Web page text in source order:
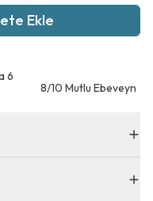
Ekle
6
8/10 Mutlu Ebeveyn